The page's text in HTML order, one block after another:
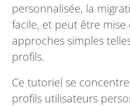
personnalisée, la
facile, et peut être
approches simples
profils.
Ce tutoriel se
profils utilisateurs